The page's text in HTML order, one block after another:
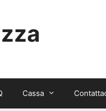
Cassa